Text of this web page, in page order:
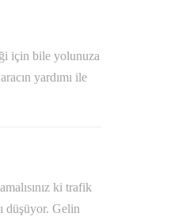
için bile yolunuza
yardımı ile
ki trafik
düşüyor. Gelin